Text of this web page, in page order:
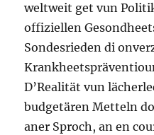
weltweit get vun
offiziellen
Sondesrieden di
D’Realität vun
budgetären Metteln
aner Sproch, an en